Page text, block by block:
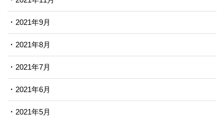
2021年9月
2021年8月
2021年7月
2021年6月
2021年5月